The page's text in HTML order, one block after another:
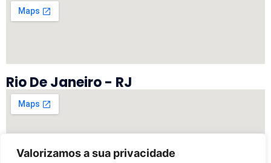
Valorizamos a sua privacidade
Rio De Janeiro - RJ